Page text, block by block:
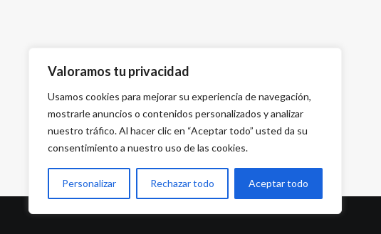
Valoramos tu privacidad
Usamos cookies para mejorar su experiencia de navegación,
mostrarle anuncios o contenidos personalizados y analizar
nuestro tráfico. Al hacer clic en “Aceptar todo” usted da su
consentimiento a nuestro uso de las cookies.
Personalizar Rechazar todo Aceptar todo